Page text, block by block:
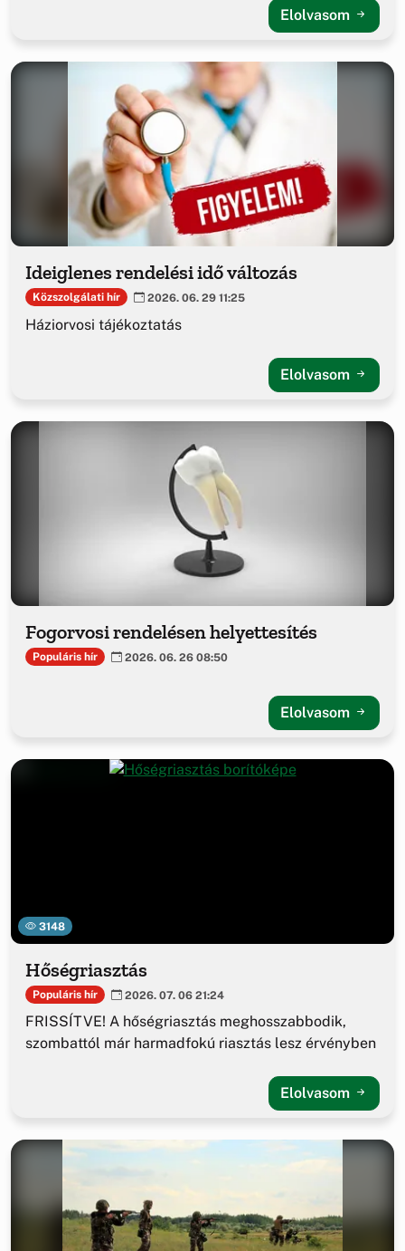
Elolvasom
Ideiglenes rendelési idő változás
Közszolgálati hír 2026. 06. 29 11:25
Háziorvosi tájékoztatás
Elolvasom
Fogorvosi rendelésen helyettesítés
Populáris hír 2026. 06. 26 08:50
Elolvasom
3148
Hőségriasztás
Populáris hír 2026. 07. 06 21:24
FRISSÍTVE! A hőségriasztás meghosszabbodik,
szombattól már harmadfokú riasztás lesz érvényben
Elolvasom